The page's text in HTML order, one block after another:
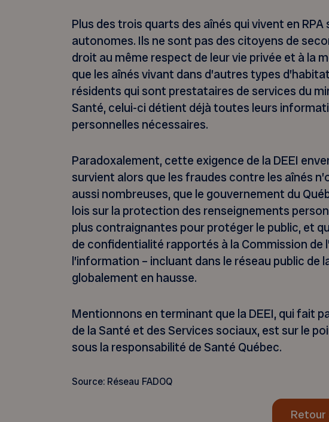
Plus des trois quarts des aînés qui vivent en RPA
autonomes. Ils ne sont pas des citoyens de
droit au même respect de leur vie privée et à la
que les aînés vivant dans d’autres types
résidents qui sont prestataires de services du
Santé, celui-ci détient déjà toutes leurs
personnelles nécessaires.
Paradoxalement, cette exigence de la DEEI
survient alors que les fraudes contre les aînés
aussi nombreuses, que le gouvernement du
lois sur la protection des renseignements
plus contraignantes pour protéger le public, et
de confidentialité rapportés à la Commission de
l’information – incluant dans le réseau public de
globalement en hausse.
Mentionnons en terminant que la DEEI, qui fait
de la Santé et des Services sociaux, est sur le
sous la responsabilité de Santé Québec.
Source: Réseau FADOQ
Retour